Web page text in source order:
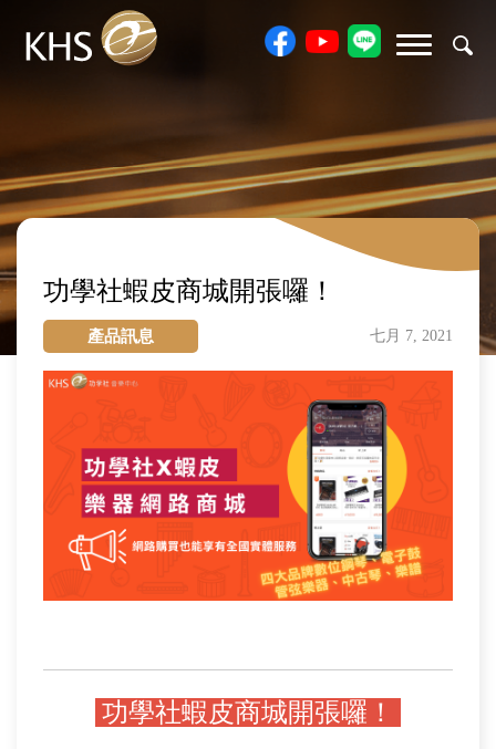
功學社蝦皮商城開張囉！
產品訊息 七月 7, 2021
功學社蝦皮商城開張囉！